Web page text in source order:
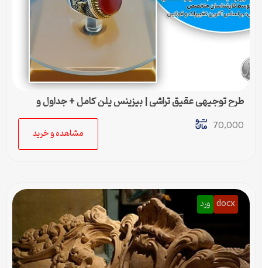
طرح توجیهی عقيق تراشی | بیزینس پلن کامل + جداول و
محاسبات مالی
70,000
مشاهده و خرید
docx ورد